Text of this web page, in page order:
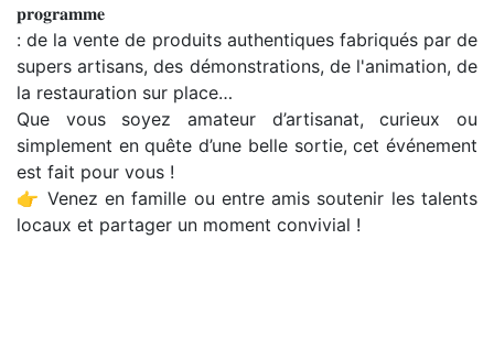
𝐩𝐫𝐨𝐠𝐫𝐚𝐦𝐦𝐞
: de la vente de produits authentiques fabriqués par de
supers artisans, des démonstrations, de l'animation, de
la restauration sur place…
Que vous soyez amateur d’artisanat, curieux ou
simplement en quête d’une belle sortie, cet événement
est fait pour vous !
👉 Venez en famille ou entre amis soutenir les talents
locaux et partager un moment convivial !